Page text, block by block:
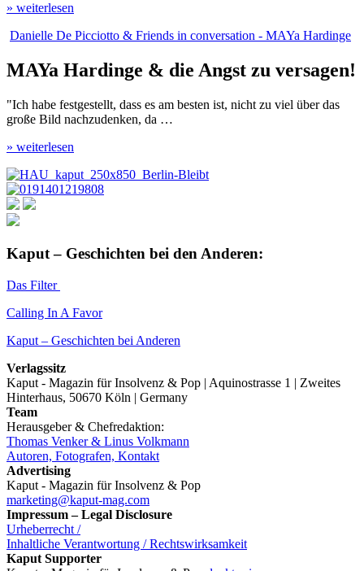
» weiterlesen
Danielle De Picciotto & Friends in conversation - MAYa Hardinge
MAYa Hardinge & die Angst zu versagen!
"Ich habe festgestellt, dass es am besten ist, nicht zu viel über das
große Bild nachzudenken, da …
» weiterlesen
Kaput – Geschichten bei den Anderen:
Das Filter
Calling In A Favor
Kaput – Geschichten bei Anderen
Verlagssitz
Kaput - Magazin für Insolvenz & Pop | Aquinostrasse 1 | Zweites
Hinterhaus, 50670 Köln | Germany
Team
Herausgeber & Chefredaktion:
Thomas Venker & Linus Volkmann
Autoren, Fotografen, Kontakt
Advertising
Kaput - Magazin für Insolvenz & Pop
marketing@kaput-mag.com
Impressum – Legal Disclosure
Urheberrecht /
Inhaltliche Verantwortung / Rechtswirksamkeit
Kaput Supporter